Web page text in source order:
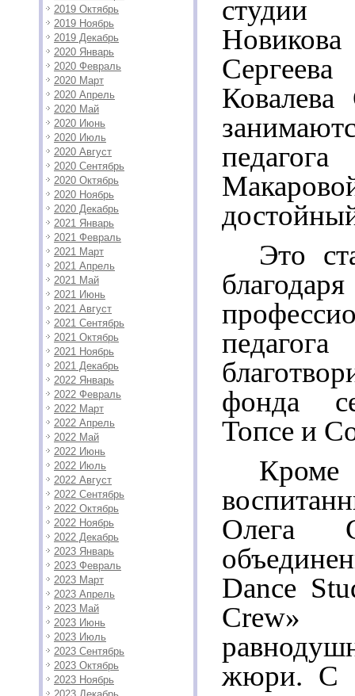
2019 Октябрь
2019 Ноябрь
2019 Декабрь
2020 Январь
2020 Февраль
2020 Март
2020 Апрель
2020 Май
2020 Июнь
2020 Июль
2020 Август
2020 Сентябрь
2020 Октябрь
2020 Ноябрь
2020 Декабрь
2021 Январь
2021 Февраль
2021 Март
2021 Апрель
2021 Май
2021 Июнь
2021 Август
2021 Сентябрь
2021 Октябрь
2021 Ноябрь
2021 Декабрь
2022 Январь
2022 Февраль
2022 Март
2022 Апрель
2022 Май
2022 Июнь
2022 Июль
2022 Август
2022 Сентябрь
2022 Октябрь
2022 Ноябрь
2022 Декабрь
2023 Январь
2023 Февраль
2023 Март
2023 Апрель
2023 Май
2023 Июнь
2023 Июль
2023 Сентябрь
2023 Октябрь
2023 Ноябрь
студии
Это
благодаря
фонда
Топсе и
Олега
Dance
Crew»
жюри. С